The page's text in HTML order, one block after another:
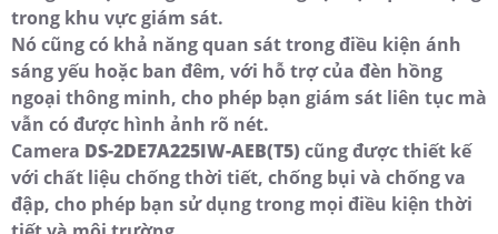
trong khu vực giám sát.
Nó cũng có khả năng quan sát trong điều kiện ánh
sáng yếu hoặc ban đêm, với hỗ trợ của đèn hồng
ngoại thông minh, cho phép bạn giám sát liên tục mà
vẫn có được hình ảnh rõ nét.
Camera DS-2DE7A225IW-AEB(T5) cũng được thiết kế
với chất liệu chống thời tiết, chống bụi và chống va
đập, cho phép bạn sử dụng trong mọi điều kiện thời